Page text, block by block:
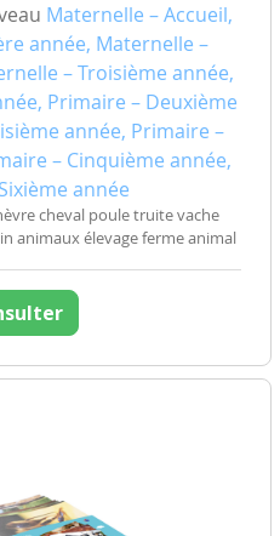
Maternelle – Accueil,
année, Maternelle –
– Troisième année,
Primaire – Deuxième
année, Primaire –
– Cinquième année,
année
cheval poule truite vache
animaux élevage ferme animal